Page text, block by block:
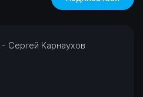
Сергей Карнаухов